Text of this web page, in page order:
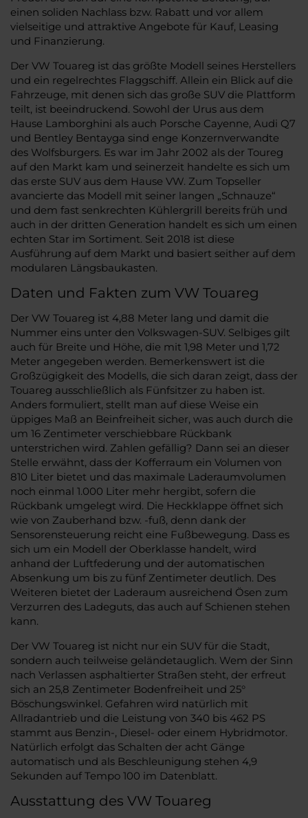
einen soliden Nachlass bzw. Rabatt und vor allem
vielseitige und attraktive Angebote für Kauf, Leasing
und Finanzierung.
Der VW Touareg ist das größte Modell seines Herstellers
und ein regelrechtes Flaggschiff. Allein ein Blick auf die
Fahrzeuge, mit denen sich das große SUV die Plattform
teilt, ist beeindruckend. Sowohl der Urus aus dem
Hause Lamborghini als auch Porsche Cayenne, Audi Q7
und Bentley Bentayga sind enge Konzernverwandte
des Wolfsburgers. Es war im Jahr 2002 als der Toureg
auf den Markt kam und seinerzeit handelte es sich um
das erste SUV aus dem Hause VW. Zum Topseller
avancierte das Modell mit seiner langen „Schnauze“
und dem fast senkrechten Kühlergrill bereits früh und
auch in der dritten Generation handelt es sich um einen
echten Star im Sortiment. Seit 2018 ist diese
Ausführung auf dem Markt und basiert seither auf dem
modularen Längsbaukasten.
Daten und Fakten zum VW Touareg
Der VW Touareg ist 4,88 Meter lang und damit die
Nummer eins unter den Volkswagen-SUV. Selbiges gilt
auch für Breite und Höhe, die mit 1,98 Meter und 1,72
Meter angegeben werden. Bemerkenswert ist die
Großzügigkeit des Modells, die sich daran zeigt, dass der
Touareg ausschließlich als Fünfsitzer zu haben ist.
Anders formuliert, stellt man auf diese Weise ein
üppiges Maß an Beinfreiheit sicher, was auch durch die
um 16 Zentimeter verschiebbare Rückbank
unterstrichen wird. Zahlen gefällig? Dann sei an dieser
Stelle erwähnt, dass der Kofferraum ein Volumen von
810 Liter bietet und das maximale Laderaumvolumen
noch einmal 1.000 Liter mehr hergibt, sofern die
Rückbank umgelegt wird. Die Heckklappe öffnet sich
wie von Zauberhand bzw. -fuß, denn dank der
Sensorensteuerung reicht eine Fußbewegung. Dass es
sich um ein Modell der Oberklasse handelt, wird
anhand der Luftfederung und der automatischen
Absenkung um bis zu fünf Zentimeter deutlich. Des
Weiteren bietet der Laderaum ausreichend Ösen zum
Verzurren des Ladeguts, das auch auf Schienen stehen
kann.
Der VW Touareg ist nicht nur ein SUV für die Stadt,
sondern auch teilweise geländetauglich. Wem der Sinn
nach Verlassen asphaltierter Straßen steht, der erfreut
sich an 25,8 Zentimeter Bodenfreiheit und 25°
Böschungswinkel. Gefahren wird natürlich mit
Allradantrieb und die Leistung von 340 bis 462 PS
stammt aus Benzin-, Diesel- oder einem Hybridmotor.
Natürlich erfolgt das Schalten der acht Gänge
automatisch und als Beschleunigung stehen 4,9
Sekunden auf Tempo 100 im Datenblatt.
Ausstattung des VW Touareg